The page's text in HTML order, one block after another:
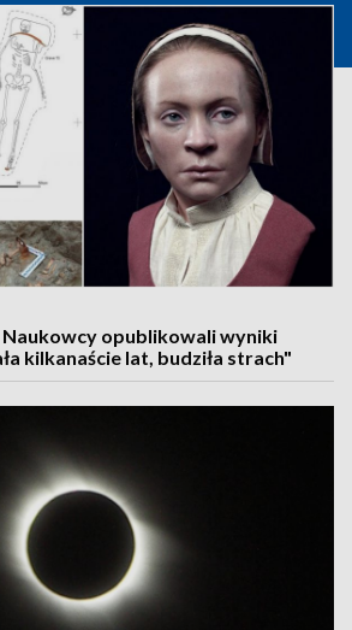
Naukowcy opublikowali wyniki
kilkanaście lat, budziła strach"